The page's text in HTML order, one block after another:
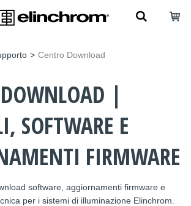
> Centro Download
|
SOFTWARE E
FIRMWARE
software, aggiornamenti firmware e
per i sistemi di illuminazione Elinchrom.